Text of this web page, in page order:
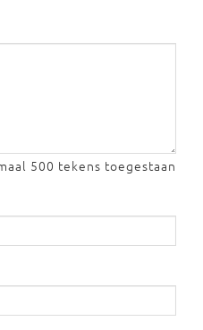
500 tekens toegestaan